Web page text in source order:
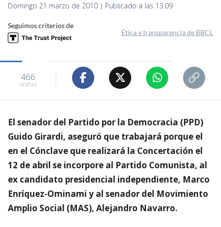
Domingo 21 marzo de 2010 | Publicado a las 13:09
Seguimos criterios de
Ética y transparencia de BBCL
466
visitas
El senador del Partido por la Democracia (PPD)
Guido Girardi, aseguró que trabajará porque el
en el Cónclave que realizará la Concertación el
12 de abril se incorpore al Partido Comunista, al
ex candidato presidencial independiente, Marco
Enríquez-Ominami y al senador del Movimiento
Amplio Social (MAS), Alejandro Navarro.